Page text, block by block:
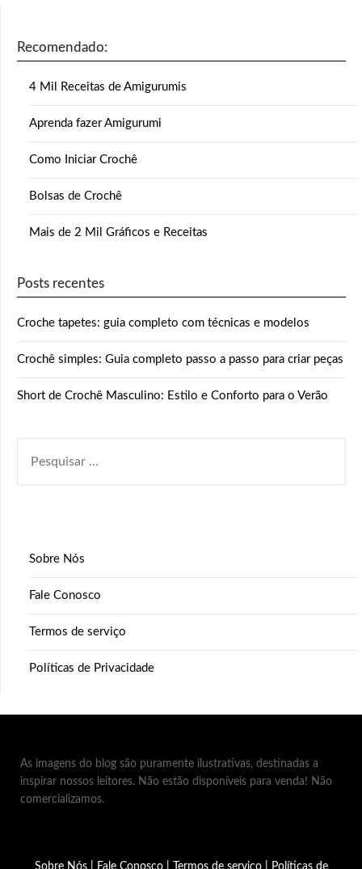
Recomendado:
4 Mil Receitas de Amigurumis
Aprenda fazer Amigurumi
Como Iniciar Crochê
Bolsas de Crochê
Mais de 2 Mil Gráficos e Receitas
Posts recentes
Croche tapetes: guia completo com técnicas e modelos
Crochê simples: Guia completo passo a passo para criar peças
Short de Crochê Masculino: Estilo e Conforto para o Verão
POR:
Sobre Nós
Fale Conosco
Termos de serviço
Políticas de Privacidade
As imagens do blog são puramente ilustrativas, destinadas a
inspirar nossos leitores. Não estão disponíveis para venda! Não
comercializamos.